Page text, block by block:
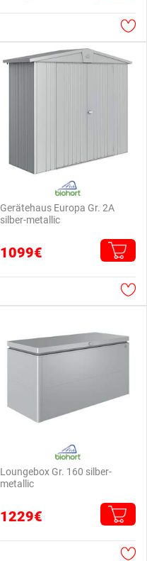
Gerätehaus Europa Gr. 2A
silber-metallic
1099€
Loungebox Gr. 160 silber-
metallic
1229€